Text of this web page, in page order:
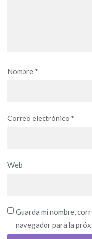
Nombre *
Correo electrónico *
Web
Guarda mi nombre,
navegador para la